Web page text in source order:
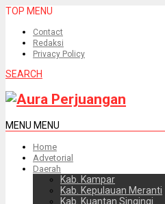
TOP MENU
Contact
Redaksi
Privacy Policy
SEARCH
MENU MENU
Home
Advetorial
Daerah
Kab. Kampar
Kab. Kepulauan Meranti
Kab. Kuantan Singingi